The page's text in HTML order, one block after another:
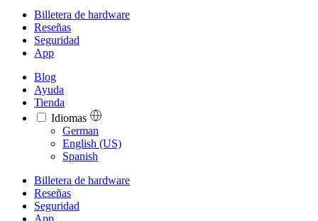
Billetera de hardware
Reseñas
Seguridad
App
Blog
Ayuda
Tienda
Idiomas
Languages
German
English (US)
Spanish
Billetera de hardware
Reseñas
Seguridad
App